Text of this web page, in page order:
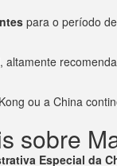
para o período
, altamente
ou a China
sobre
Especial da